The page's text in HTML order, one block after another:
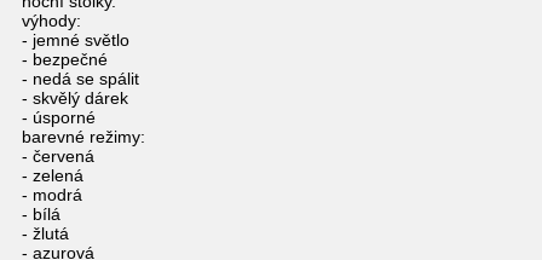
výhody:
- jemné světlo
- bezpečné
- nedá se spálit
- skvělý dárek
- úsporné
barevné režimy:
- červená
- zelená
- modrá
- bílá
- žlutá
- azurová